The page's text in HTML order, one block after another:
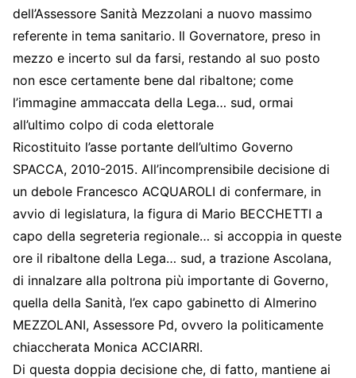
dell’Assessore Sanità Mezzolani a nuovo massimo
referente in tema sanitario. Il Governatore, preso in
mezzo e incerto sul da farsi, restando al suo posto
non esce certamente bene dal ribaltone; come
l’immagine ammaccata della Lega… sud, ormai
all’ultimo colpo di coda elettorale
Ricostituito l’asse portante dell’ultimo Governo
SPACCA, 2010-2015. All’incomprensibile decisione di
un debole Francesco ACQUAROLI di confermare, in
avvio di legislatura, la figura di Mario BECCHETTI a
capo della segreteria regionale… si accoppia in queste
ore il ribaltone della Lega… sud, a trazione Ascolana,
di innalzare alla poltrona più importante di Governo,
quella della Sanità, l’ex capo gabinetto di Almerino
MEZZOLANI, Assessore Pd, ovvero la politicamente
chiaccherata Monica ACCIARRI.
Di questa doppia decisione che, di fatto, mantiene ai